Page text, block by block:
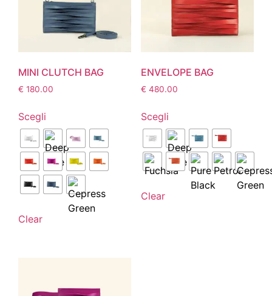
MINI CLUTCH BAG
€ 180.00
Scegli
Clear
ENVELOPE BAG
€ 480.00
Scegli
Clear